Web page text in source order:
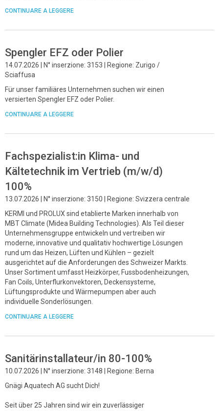
CONTINUARE A LEGGERE
Spengler EFZ oder Polier
14.07.2026 | N° inserzione: 3153 | Regione: Zurigo /
Sciaffusa
Für unser familiäres Unternehmen suchen wir einen
versierten Spengler EFZ oder Polier.
CONTINUARE A LEGGERE
Fachspezialist:in Klima- und
Kältetechnik im Vertrieb (m/w/d)
100%
13.07.2026 | N° inserzione: 3150 | Regione: Svizzera centrale
KERMI und PROLUX sind etablierte Marken innerhalb von
MBT Climate (Midea Building Technologies). Als Teil dieser
Unternehmensgruppe entwickeln und vertreiben wir
moderne, innovative und qualitativ hochwertige Lösungen
rund um das Heizen, Lüften und Kühlen – gezielt
ausgerichtet auf die Anforderungen des Schweizer Markts.
Unser Sortiment umfasst Heizkörper, Fussbodenheizungen,
Fan Coils, Unterflurkonvektoren, Deckensysteme,
Lüftungsprodukte und Wärmepumpen aber auch
individuelle Sonderlösungen.
CONTINUARE A LEGGERE
Sanitärinstallateur/in 80-100%
10.07.2026 | N° inserzione: 3148 | Regione: Berna
Gnägi Aquatech AG sucht Dich!
Seit über 25 Jahren sind wir ein zuverlässiger